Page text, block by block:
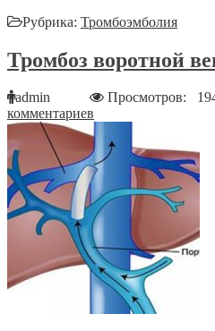
Рубрика: Тромбоэмболия
Тромбоз воротной
admin Просмотров:
комментариев